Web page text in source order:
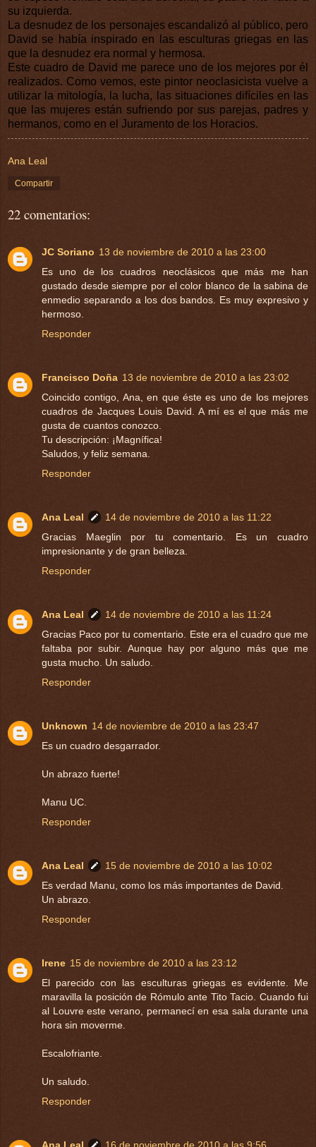
su izquierda.
La desnudez de los personajes escandalizó al público, pero
David se había inspirado en las esculturas griegas en las
que la desnudez era normal y hermosa.
Este cuadro de David me parece uno de los mejores por él
realizados. Como vemos, este pintor neoclasicista vuelve a
utilizar la mitología, la lucha, las situaciones difíciles en las
que las mujeres están sufriendo por sus parejas, padres y
hermanos, como en el Juramento de los Horacios.
Ana Leal
Compartir
22 comentarios:
JC Soriano 13 de noviembre de 2010 a las 23:00
Es uno de los cuadros neoclásicos que más me han
gustado desde siempre por el color blanco de la sabina de
enmedio separando a los dos bandos. Es muy expresivo y
hermoso.
Responder
Francisco Doña 13 de noviembre de 2010 a las 23:02
Coincido contigo, Ana, en que éste es uno de los mejores
cuadros de Jacques Louis David. A mí es el que más me
gusta de cuantos conozco.
Tu descripción: ¡Magnífica!
Saludos, y feliz semana.
Responder
Ana Leal
14 de noviembre de 2010 a las 11:22
Gracias Maeglin por tu comentario. Es un cuadro
impresionante y de gran belleza.
Responder
Ana Leal
14 de noviembre de 2010 a las 11:24
Gracias Paco por tu comentario. Este era el cuadro que me
faltaba por subir. Aunque hay por alguno más que me
gusta mucho. Un saludo.
Responder
Unknown 14 de noviembre de 2010 a las 23:47
Es un cuadro desgarrador.
Un abrazo fuerte!
Manu UC.
Responder
Ana Leal
15 de noviembre de 2010 a las 10:02
Es verdad Manu, como los más importantes de David.
Un abrazo.
Responder
Irene 15 de noviembre de 2010 a las 23:12
El parecido con las esculturas griegas es evidente. Me
maravilla la posición de Rómulo ante Tito Tacio. Cuando fui
al Louvre este verano, permanecí en esa sala durante una
hora sin moverme.
Escalofriante.
Un saludo.
Responder
Ana Leal 16 de noviembre de 2010 a las 9:56